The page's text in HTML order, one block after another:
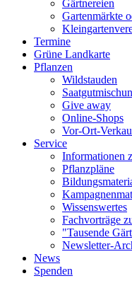
Gärtnereien
Gartenmärkte
Termine
Grüne Landkarte
Pflanzen
Wildstauden
Give away
Online-Shops
Vor-Ort-
Service
Informationen
Pflanzpläne
Wissenswertes
Fachvorträge
"Tausende
Newsletter-
News
Spenden